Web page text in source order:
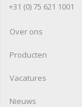
+31 (0) 75 621 1001
Over ons
Producten
Vacatures
Nieuws